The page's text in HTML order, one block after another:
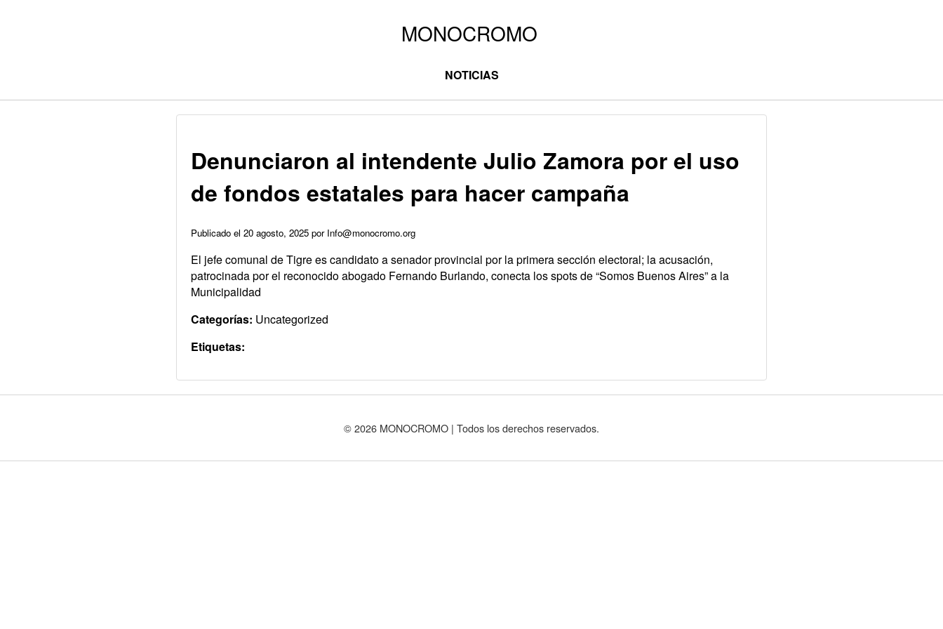
NOTICIAS
Denunciaron al intendente Julio Zamora por el uso
de fondos estatales para hacer campaña
Publicado el 20 agosto, 2025 por Info@monocromo.org
El jefe comunal de Tigre es candidato a senador provincial por la primera sección electoral; la acusación,
patrocinada por el reconocido abogado Fernando Burlando, conecta los spots de “Somos Buenos Aires” a la
Municipalidad
Categorías: Uncategorized
Etiquetas:
© 2026 MONOCROMO | Todos los derechos reservados.